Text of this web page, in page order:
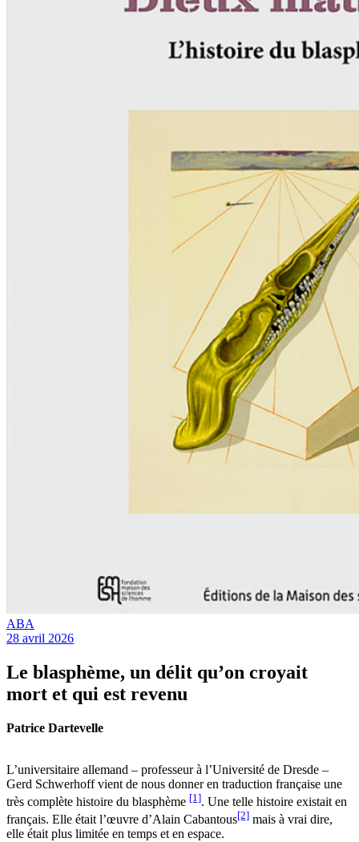
ABA
28 avril 2026
Le blasphème, un délit qu’on croyait
mort et qui est revenu
Patrice Dartevelle
L’universitaire allemand – professeur à l’Université de Dresde –
Gerd Schwerhoff vient de nous donner en traduction française une
très complète histoire du blasphème [1]. Une telle histoire existait en
français. Elle était l’œuvre d’Alain Cabantous[2] mais à vrai dire,
elle était plus limitée en temps et en espace.